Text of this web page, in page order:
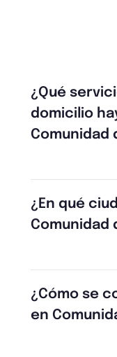
¿Qué
domicilio
Comunidad
¿En qué
Comunidad
¿Cómo se
en